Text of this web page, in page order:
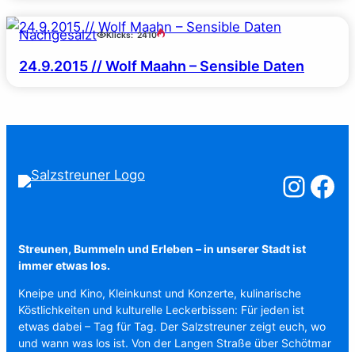
Nachgesalzt Klicks: 2410
24.9.2015 // Wolf Maahn – Sensible Daten
Salzstreuner
Streunen, Bummeln und Erleben – in unserer Stadt ist
immer etwas los.
Kneipe und Kino, Kleinkunst und Konzerte, kulinarische
Köstlichkeiten und kulturelle Leckerbissen: Für jeden ist
etwas dabei – Tag für Tag. Der Salzstreuner zeigt euch, wo
und wann was los ist. Von der Langen Straße über Schötmar